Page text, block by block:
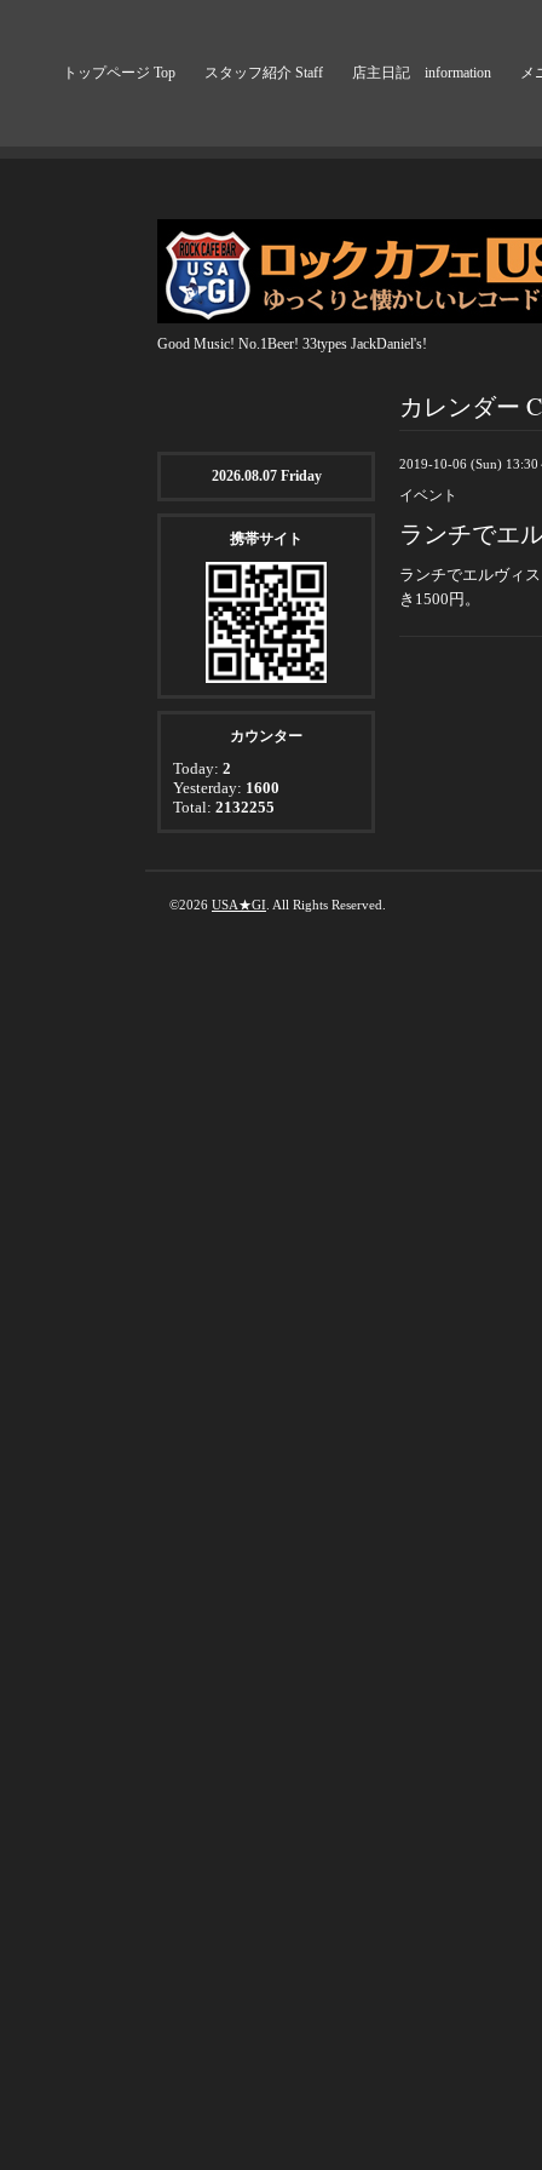
トップページ Top スタッフ紹介 Staff 店主日記 information メ
Good Music! No.1Beer! 33types JackDaniel's!
カレンダー
2019-10-06 (Sun) 13:30
イベント
ランチでエ
ランチでエルヴィ
き1500円。
2026.08.07 Friday
携帯サイト
カウンター
Today: 2
Yesterday: 1600
Total: 2132255
©2026 USA★GI . All Rights Reserved.